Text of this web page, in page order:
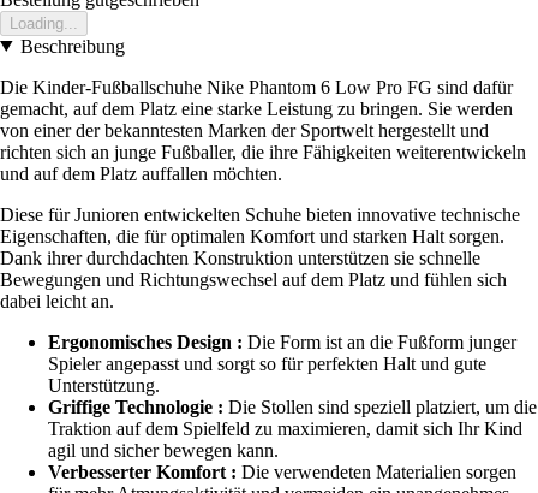
Loading...
Beschreibung
Die Kinder-Fußballschuhe Nike Phantom 6 Low Pro FG sind dafür
gemacht, auf dem Platz eine starke Leistung zu bringen. Sie werden
von einer der bekanntesten Marken der Sportwelt hergestellt und
richten sich an junge Fußballer, die ihre Fähigkeiten weiterentwickeln
und auf dem Platz auffallen möchten.
Diese für Junioren entwickelten Schuhe bieten innovative technische
Eigenschaften, die für optimalen Komfort und starken Halt sorgen.
Dank ihrer durchdachten Konstruktion unterstützen sie schnelle
Bewegungen und Richtungswechsel auf dem Platz und fühlen sich
dabei leicht an.
Ergonomisches Design : Die Form ist an die Fußform junger
Spieler angepasst und sorgt so für perfekten Halt und gute
Unterstützung.
Griffige Technologie : Die Stollen sind speziell platziert, um die
Traktion auf dem Spielfeld zu maximieren, damit sich Ihr Kind
agil und sicher bewegen kann.
Verbesserter Komfort : Die verwendeten Materialien sorgen